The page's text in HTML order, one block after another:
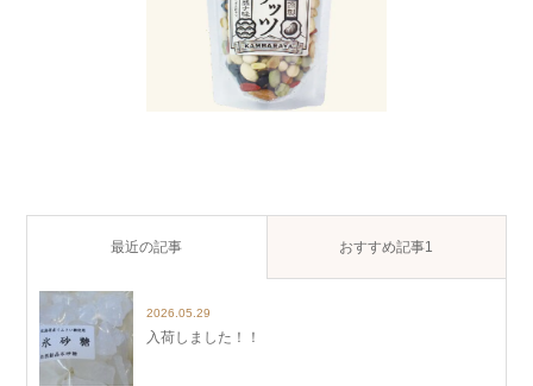
最近の記事 おすすめ記事1
2026.05.29
入荷しました！！